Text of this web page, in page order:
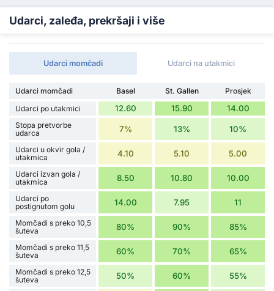
Udarci, zaleđa, prekršaji i više
Udarci momčadi Udarci na utakmici
Udarci momčadi Basel St. Gallen
Prosjek
Udarci po utakmici
12.60 15.90 14.00
Stopa pretvorbe
udarca
7% 13% 10%
Udarci u okvir gola /
utakmica
4.10 5.10 5.00
Udarci izvan gola /
utakmica
8.50 10.80 10.00
Udarci po
postignutom golu
14.00 7.95 11
Momčadi s preko 10,5
šuteva
80% 90% 85%
Momčadi s preko 11,5
šuteva
60% 70% 65%
Momčadi s preko 12,5
šuteva
50% 60% 55%